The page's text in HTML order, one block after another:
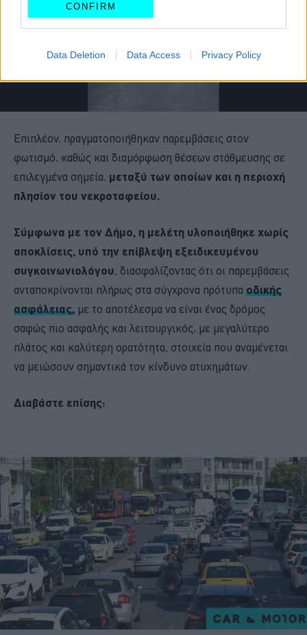
CONFIRM
Data Deletion Data Access Privacy Policy
Επιπλέον, πραγματοποιήθηκαν παρεμβάσεις στον
φωτισμό, καθώς και διαμόρφωση θέσεων στάθμευσης σε
επιλεγμένα σημεία, μεταξύ των οποίων και η περιοχή
πλησίον του νεκροταφείου.
Σύμφωνα με τον Δήμο, η μελέτη υλοποιήθηκε χωρίς
αποκλίσεις, υπό την επίβλεψη εξειδικευμένου
συγκοινωνιολόγου, διασφαλίζοντας ότι οι παρεμβάσεις
ανταποκρίνονται πλήρως στα σύγχρονα πρότυπα οδικής
ασφάλειας, με το αποτέλεσμα να είναι ένας δρόμος
σαφώς πιο ασφαλής και λειτουργικός, με μεγαλύτερο
πλάτος και καλύτερη ορατότητα, στοιχεία που αναμένεται
να μειώσουν σημαντικά τον κίνδυνο ατυχημάτων.
Διαβάστε επίσης: